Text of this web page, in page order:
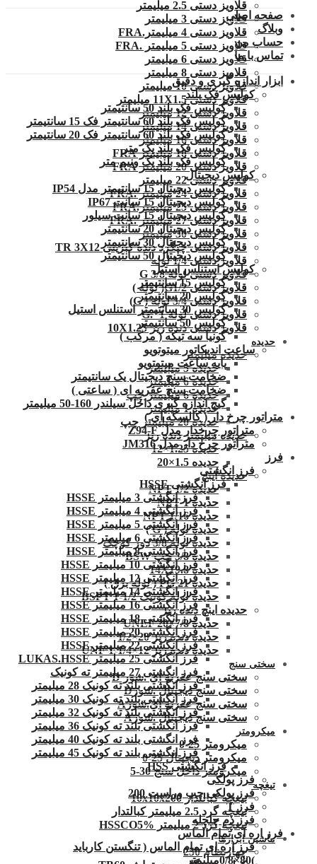
قلاویز دستی 2.5 میلیمتر
قلاویز دستی 3 میلیمتر
قلاویز دستی 4 میلیمتر.FRA
قلاویز دستی 5 میلیمتر .FRA
قلاویز دستی 6 میلیمتر
قلاویز دستی 8 میلیمتر
قلاویز دستی 10 میلیمتر
قلاویز دستی 11X1.5 میلیمتر
قلاویز دستی 12 میلیمتر
قلاویز دستی 14 میلیمتر
قلاویز دستی 16 میلیمتر
قلاویز دستی 18 میلیمتر FRA
قلاویز دستی 20 میلیمتر FRA
قلاویز دستی 22 میلیمتر
قلاویز دستی 24 میلیمتر .FRA
قلاویز دستی 25 میلیمتر.FRA
قلاویز دستی 27 میلیمتر .FRA
قلاویز دستی 30 میلیمتر
قلاویز دستی چپگرد دنده کبریتی TR 3X12
قلاویز دستی 1/4 لوله
قلاویز دستی لوله G 3/8
قلاویز دستی G1/2( لوله )
قلاویز دستی 3/4 لوله ( G)
قلاویز دستی لوله 1″.G
قلاویز دستی دنده ریز 10X1.25
حدیده
حدیده میلیمتر
حدیده 5 میلیمتر
حدیده 6 میلیمتر
حدیده 6 میلیمتر چپ
حدیده 1 میلیمتر
حدیده 20 میلیمتر چپ
حدیده میلیمتر دنده ریز
حدیده 1.25×12
حدیده 1.5×20
حدیده اینچ
حدیده 1/2 NPT
حدیده NPT 1
حدیده 1/16 NPT
حدیده لوله ( G )
حدیده لوله 3/8 دور کوچک
حدیده 3/8 چپ BSW
حدیده 14X19.8
حدیده 21 PG ( لوله برق )
حدیده لوله کونیک 1/2-1 BSPT
حدیده اینچ دنده ریز
حدیده UNEF 20×7/8
حدیده دنده ریز 20×1/2
حدیده دنده ریز 12×1/4-1 UNF
سختی سنج
سختی سنج عقربه ای .شور D
سختی سنج دیجیتال .شورD
سختی سنج عقربه ای.شورA
سختی سنج دیجیتال .شورA
میکرومتر
میکرومتر 25-0
میکرومتر دیجیتال 25-0
میکرومتر داخل سنج 30-5
تیغچه
تیغچه کبالتدار 10x10x200
تیغچه گرد 2.5 میلیمتر کبالتدار
تیغچه گرد 2 میلیمتر HSSCO5%
ماشین ابزارها
چهارنظام 250
صفحه اصلی
وبلاگ
حساب من
تماس با ما
ابزار اندازه گیری و دقیق
کولیس فک بلند
کولیس فک بلند 50 سانتیمتر
کولیس فک بلند 60 سانتیمتر فک 15 سانتیمتر
کولیس فک بلند 60 سانتیمتر فک 20 سانتیمتر
کولیس فک بلند یک متر
کولیس فک بلند یک ونیم متر
کولیس دیجیتال
کولیس دیجیتال 15 سانتیمتر مدل IP54
کولیس دیجیتال 15 سانت IP67
کولیس دیجیتال 15 سانت سیلور
کولیس دیجیتال 20 سانتیمتر
کولیس دیجیتال 30 سانتیمتر
کولیس دیجیتال 50 سانتیمتر
کولیس استنلس استیل
کولیس 15 سانتیمتر
کولیس 20 سانتیمتر
کولیس 30 سانتیمتر استنلس استیل
کولیس 50 سانتیمتر
گونیا سه تیکه ( مرکب )
ساعت اندیکاتور میتوتویو
پایه ساعت میتوتویو
ضخامت سنج دیجیتال یک سانتیمتر
ضخامت سنج عقربه ای ( ساعتی )
گیج اندازه گیری داخل سیلندر 160-50 میلیمتر
متراتور چرخ دار ( کالسکه ای )
متراتور چرخدار مدل Z94-F
متراتور چرخ دار مدل JM316
فرز
فرز انگشتی
فرز انگشتی HSSE
فرز انگشتی 3 میلیمتر HSSE
فرز انگشتی 4 میلیمتر HSSE
فرز انگشتی 5 میلیمتر HSSE
فرز انگشتی 6 میلیمتر HSSE
فرز انگشتی 8 میلیمتر HSSE
فرز انگشتی 10 میلیمتر HSSE
فرز انگشتی 12 میلیمتر HSSE
فرز انگشتی 14 میلیمتر HSSE
فرز انگشتی 16 میلیمتر HSSE
فرز انگشتی 18 میلیمتر HSSE
فرز انگشتی 20 میلیمتر HSSE
فرز انگشتی 22 میلیمتر HSSE
فرز انگشتی 25 میلیمتر LUKAS.HSSE
فرز انگشتی 27 میلیمتر ته کونیک
فرز انگشتی بلند ته کونیک 28 میلیمتر
فرز انگشتی بلند ته کونیک 30 میلیمتر
فرز انگشتی بلند ته کونیک 32 میلیمتر
فرز انگشتی بلند ته کونیک 36 میلیمتر
فرز انگشتی بلند ته کونیک 40 میلیمتر
فرز انگشتی بلند ته کونیک 45 میلیمتر
فرز انگشتی HSS
فرز پولکی
فرز پولکی چپ وراست 200
فرز T
فرز دم چلچله
فرز اره ای تمام الماس
فرز اره ای تمام الماس ( تنگستن کارباید
)80×0/8میلیمتر